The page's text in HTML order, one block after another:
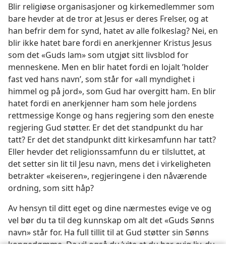
Blir religiøse organisasjoner og kirkemedlemmer som
bare hevder at de tror at Jesus er deres Frelser, og at
han befrir dem for synd, hatet av alle folkeslag? Nei, en
blir ikke hatet bare fordi en anerkjenner Kristus Jesus
som det «Guds lam» som utgjøt sitt livsblod for
menneskene. Men en blir hatet fordi en lojalt ’holder
fast ved hans navn’, som står for «all myndighet i
himmel og på jord», som Gud har overgitt ham. En blir
hatet fordi en anerkjenner ham som hele jordens
rettmessige Konge og hans regjering som den eneste
regjering Gud støtter. Er det det standpunkt du har
tatt? Er det det standpunkt ditt kirkesamfunn har tatt?
Eller hevder det religionssamfunn du er tilsluttet, at
det setter sin lit til Jesu navn, mens det i virkeligheten
betrakter «keiseren», regjeringene i den nåværende
ordning, som sitt håp?
Av hensyn til ditt eget og dine nærmestes evige ve og
vel bør du ta til deg kunnskap om alt det «Guds Sønns
navn» står for. Ha full tillit til at Gud støtter sin Sønns
kongedømme. Da vil også du ’vite at du har evig liv, du